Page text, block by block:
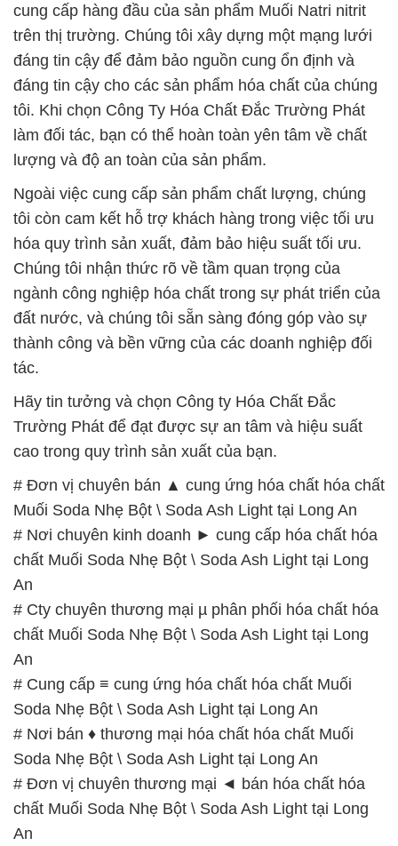
cung cấp hàng đầu của sản phẩm Muối Natri nitrit
trên thị trường. Chúng tôi xây dựng một mạng lưới
đáng tin cậy để đảm bảo nguồn cung ổn định và
đáng tin cậy cho các sản phẩm hóa chất của chúng
tôi. Khi chọn Công Ty Hóa Chất Đắc Trường Phát
làm đối tác, bạn có thể hoàn toàn yên tâm về chất
lượng và độ an toàn của sản phẩm.
Ngoài việc cung cấp sản phẩm chất lượng, chúng
tôi còn cam kết hỗ trợ khách hàng trong việc tối ưu
hóa quy trình sản xuất, đảm bảo hiệu suất tối ưu.
Chúng tôi nhận thức rõ về tầm quan trọng của
ngành công nghiệp hóa chất trong sự phát triển của
đất nước, và chúng tôi sẵn sàng đóng góp vào sự
thành công và bền vững của các doanh nghiệp đối
tác.
Hãy tin tưởng và chọn Công ty Hóa Chất Đắc
Trường Phát để đạt được sự an tâm và hiệu suất
cao trong quy trình sản xuất của bạn.
# Đơn vị chuyên bán ▲ cung ứng hóa chất hóa chất
Muối Soda Nhẹ Bột \ Soda Ash Light tại Long An
# Nơi chuyên kinh doanh ► cung cấp hóa chất hóa
chất Muối Soda Nhẹ Bột \ Soda Ash Light tại Long
An
# Cty chuyên thương mại µ phân phối hóa chất hóa
chất Muối Soda Nhẹ Bột \ Soda Ash Light tại Long
An
# Cung cấp ≡ cung ứng hóa chất hóa chất Muối
Soda Nhẹ Bột \ Soda Ash Light tại Long An
# Nơi bán ♦ thương mại hóa chất hóa chất Muối
Soda Nhẹ Bột \ Soda Ash Light tại Long An
# Đơn vị chuyên thương mại ◄ bán hóa chất hóa
chất Muối Soda Nhẹ Bột \ Soda Ash Light tại Long
An